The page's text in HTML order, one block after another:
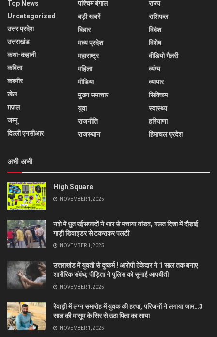
Top News
Uncategorized
उत्तर प्रदेश
उत्तराखंड
कथा-कहानी
कविता
कश्मीर
खेल
ग़ज़ल
जम्मू
दिल्ली एनसीआर
पश्चिम बंगाल
बड़ी खबरें
बिहार
मध्य प्रदेश
महाराष्ट्र
महिला
मीडिया
मुख्य समाचार
युवा
राजनीति
राजस्थान
राज्य
राशिफल
विदेश
विशेष
वीडियो गैलरी
व्यंग्य
व्यापार
सिक्किम
स्वास्थ्य
हरियाणा
हिमाचल प्रदेश
अभी अभी
High Square
NOVEMBER 1, 2025
नशे में धुत रईसजादों ने थार से मचाया तांडव, गलत दिशा में दौड़ाई
गाड़ी डिवाइडर से टकराकर पलटी
NOVEMBER 1, 2025
उत्तराखंड में युवती से दुष्कर्म ! आरोपी ठेकेदार ने 1 साल तक बनाए
शारीरिक संबंध; पीड़िता ने पुलिस को सुनाई आपबीती
NOVEMBER 1, 2025
रेवाड़ी में लग्न समारोह में युवक की हत्या, परिजनों ने लगाया जाम…3
साल की मासूम के सिर से उठा पिता का साया
NOVEMBER 1, 2025